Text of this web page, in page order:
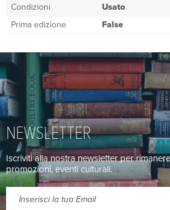
Condizioni
Usato
Prima edizione
False
NEWSLETTER
Iscriviti alla nostra newsletter per
promozioni, eventi culturali.